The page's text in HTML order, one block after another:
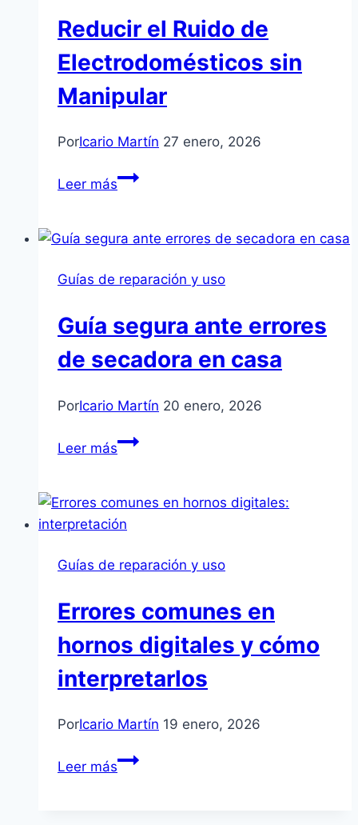
Reducir el Ruido de
Electrodomésticos sin
Manipular
PorIcario Martín 27 enero, 2026
Leer másReducir
de
sin
Guías de reparación y uso
Guía segura ante errores
de secadora en casa
PorIcario Martín 20 enero, 2026
Leer másGuía
errores
de
en
Guías de reparación y uso
Errores comunes en
hornos digitales y cómo
interpretarlos
PorIcario Martín 19 enero, 2026
Leer másErrores